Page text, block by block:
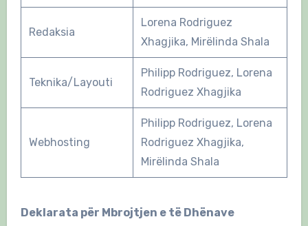
Redaksia
Lorena Rodriguez
Xhagjika, Mirëlinda Shala
Teknika/Layouti
Philipp Rodriguez, Lorena
Rodriguez Xhagjika
Webhosting
Philipp Rodriguez, Lorena
Rodriguez Xhagjika,
Mirëlinda Shala
Deklarata për Mbrojtjen e të Dhënave